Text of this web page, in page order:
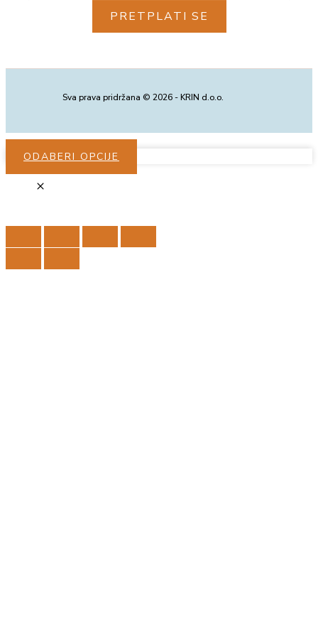
PRETPLATI SE
Sva prava pridržana © 2026 - KRIN d.o.o.
ODABERI OPCIJE